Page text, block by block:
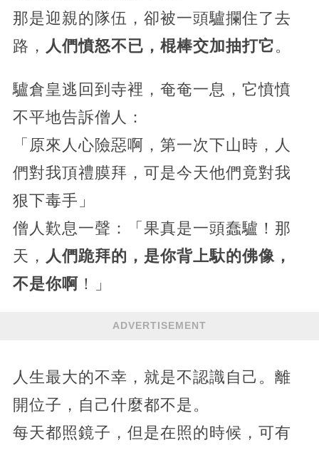
那是迎親的隊伍，卻被一頭驢攔住了去
路， 人們憤怒不已，棍棒交加抽打它。
驢倉皇逃回到寺裡，奄奄一息，它憤憤
不平地告訴僧人：
「原來人心險惡啊，第一次下山時，人
們對我頂禮膜拜，可是今天他們竟對我
狠下毒手」
僧人歎息一聲：「果真是一頭蠢驢！那
天， 人們跪拜的，是你背上馱的佛像，
不是你啊！」
ADVERTISEMENT
人生最大的不幸，就是不認識自己。離
開位子，自己什麼都不是。
每天都照鏡子，但是在照的時候，可有